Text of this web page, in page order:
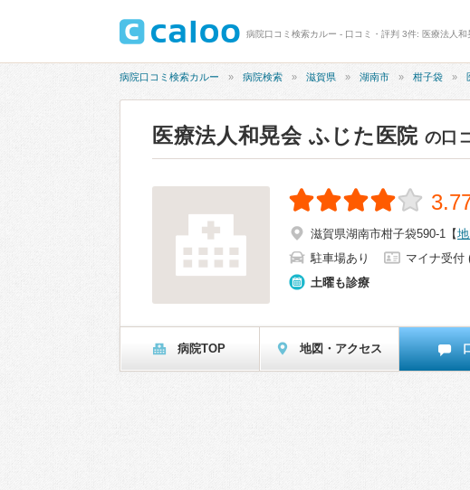
病院口コミ検索カルー - 口コミ・評判 3件: 医療法人
病院口コミ検索カルー 病院検索 滋賀県 湖南市 柑子袋
医療法人和晃会 ふじた医院 の口
滋賀県湖南市柑子袋590-1 【
駐車場あり
マイナ受付
土曜も診療
病院TOP 地図・アクセス